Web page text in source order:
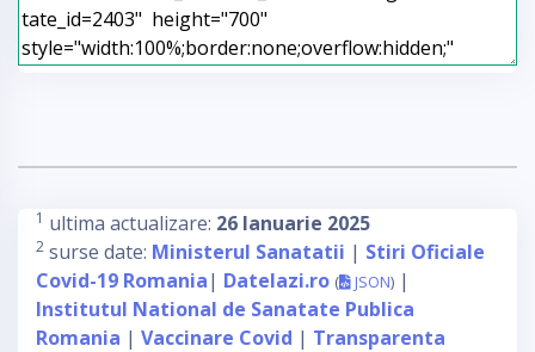
1 ultima actualizare: 26 Ianuarie 2025
2 surse date: Ministerul Sanatatii | Stiri Oficiale
Covid-19 Romania| Datelazi.ro ( JSON) |
Institutul National de Sanatate Publica
Romania | Vaccinare Covid | Transparenta